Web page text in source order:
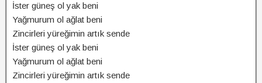
İster güneş ol yak beni
Yağmurum ol ağlat beni
Zincirleri yüreğimin artık sende
İster güneş ol yak beni
Yağmurum ol ağlat beni
Zincirleri yüreğimin artık sende